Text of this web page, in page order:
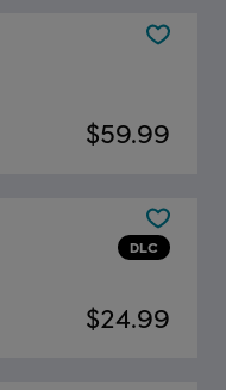
$59.99
DLC
$24.99